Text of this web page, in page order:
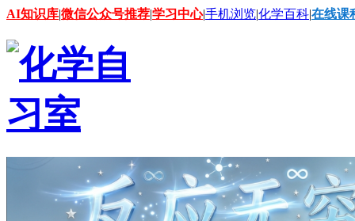
AI知识库|微信公众号推荐|学习中心|手机浏览|化学百科|在线课